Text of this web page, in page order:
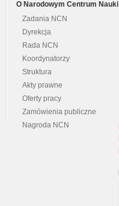
O Narodowym Centrum Nauki
Zadania NCN
Dyrekcja
Rada NCN
Koordynatorzy
Struktura
Akty prawne
Oferty pracy
Zamówienia publiczne
Nagroda NCN